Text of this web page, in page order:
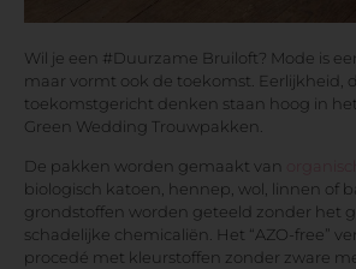
Wil je een #Duurzame Bruiloft? Mode is
maar vormt ook de toekomst. Eerlijkheid,
toekomstgericht denken staan hoog in
Green Wedding Trouwpakken.
De pakken worden gemaakt van
biologisch katoen, hennep, wol, linnen of
grondstoffen worden geteeld zonder het
schadelijke chemicaliën. Het “AZO-free”
procedé met kleurstoffen zonder zware